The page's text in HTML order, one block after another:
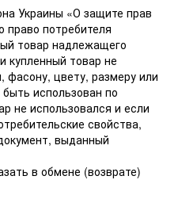
Украины «О защите прав
право потребителя
товар надлежащего
купленный товар не
цвету, размеру или
использован по
не использовался и если
свойства,
выданный
в обмене (возврате)